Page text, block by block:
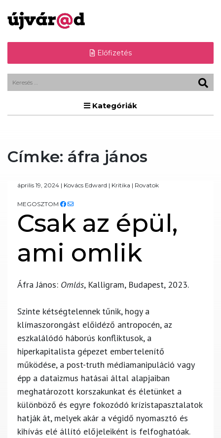
Előfizetés
Kategóriák
Címke: áfra jános
április 19, 2024 | Kovács Edward | Kritika | Rovatok
MEGOSZTOM
Csak az épül,
ami omlik
Áfra János: Omlás, Kalligram, Budapest, 2023.
Szinte kétségtelennek tűnik, hogy a
klímaszorongást előidéző antropocén, az
eszkalálódó háborús konfliktusok, a
hiperkapitalista gépezet embertelenítő
működése, a post-truth médiamanipuláció vagy
épp a dataizmus hatásai által alapjaiban
meghatározott korszakunkat és életünket a
különböző és egyre fokozódó krízistapasztalatok
hatják át, melyek akár a végidő nyomasztó és
kihívás elé állító előjeleiként is felfoghatóak.